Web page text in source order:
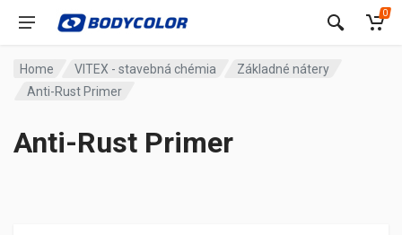
0
Home VITEX - stavebná chémia
Základné nátery
Anti-Rust Primer
Anti-Rust Primer